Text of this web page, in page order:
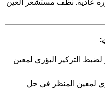
عادية. نظِّف مستشعر العين
لضبط التركيز البؤري لمعين
لمعين المنظر في حل